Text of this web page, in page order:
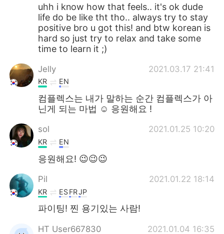
Português
uhh i know how that feels.. it's ok dude
life do be like tht tho.. always try to stay
positive bro u got this! and btw korean is
hard so just try to relax and take some
time to learn it ;)
Jelly 2021.03.17 21:41
KR EN
컴플렉스는 내가 말하는 순간 컴플렉스가 아
닌게 되는 마법 ☺️ 응원해요 !
sol 2021.01.25 10:20
KR EN
응원해요! 😉😉😉
Pil 2021.01.22 18:14
KR ESFRJP
파이팅! 찐 용기있는 사람!
HT User667830 2021.01.04 16:35